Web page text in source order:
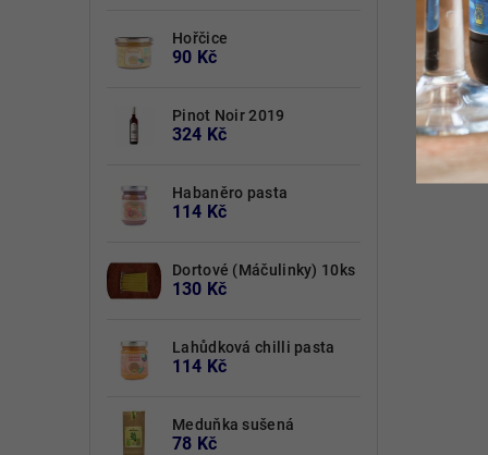
Hořčice
90 Kč
Pinot Noir 2019
324 Kč
Habaněro pasta
114 Kč
Dortové (Máčulinky) 10ks
130 Kč
Lahůdková chilli pasta
114 Kč
Meduňka sušená
78 Kč